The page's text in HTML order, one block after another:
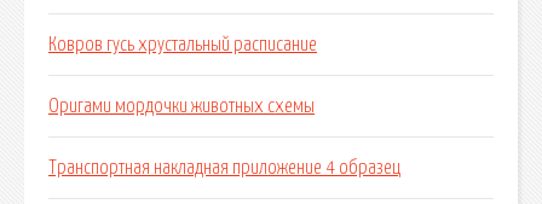
Ковров гусь хрустальный расписание
Оригами мордочки животных схемы
Транспортная накладная приложение 4 образец